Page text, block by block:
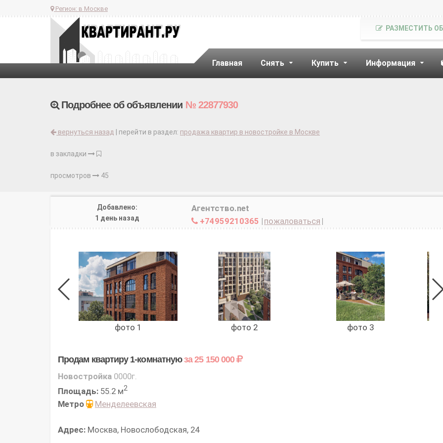
Регион: в Москве
Главная Снять Купить Информация
РАЗМЕСТИТЬ
Подробнее об объявлении № 22877930
вернуться назад | перейти в раздел: продажа квартир в новостройке в Москве
в закладки
просмотров 45
Добавлено:
1 день назад
Агентство.net
+74959210365 | пожаловаться |
фото 1 фото 2 фото 3
Продам квартиру 1-комнатнуюза 25 150 000
Новостройка 0000г.
Площадь: 55.2 м2
Метро Менделеевская
Адрес: Москва, Новослободская, 24